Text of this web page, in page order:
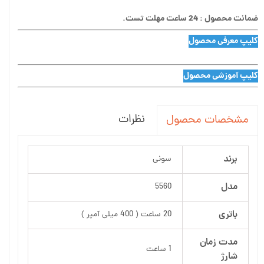
ضمانت محصول : 24 ساعت مهلت تست.
کلیپ معرفی محصول
کلیپ آموزشی محصول
مشخصات محصول نظرات
برند سونی
مدل 5560
باتری 20 ساعت ( 400 میلی آمپر )
مدت زمان
شارژ
1 ساعت